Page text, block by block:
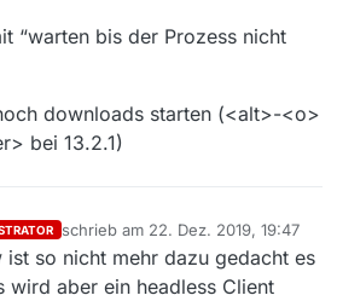
“warten bis der Prozess nicht
downloads starten (<alt>-<o>
bei 13.2.1)
schrieb am 22. Dez. 2019, 19:47
zuletzt editiert von
ist so nicht mehr dazu gedacht es
wird aber ein headless Client